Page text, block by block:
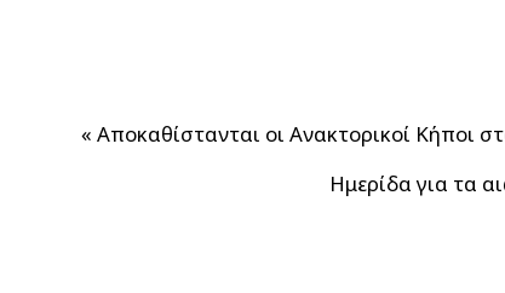
« Αποκαθίστανται οι Ανακτορικοί Κήποι
Ημερίδα για τα